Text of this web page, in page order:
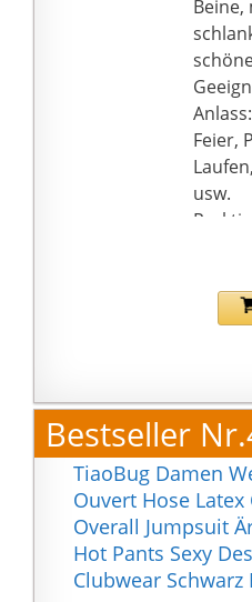
Body
Latex
Braut
Beine,
Feier,
usw.
Bitte
dem
um
Bestseller
TiaoBug Damen
Ouvert Hose
Overall Jumpsuit
Hot Pants Sexy
Clubwear Schwarz